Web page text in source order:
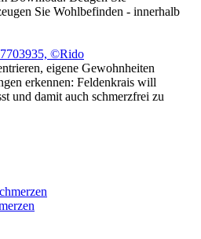
Sie Wohlbefinden - innerhalb
©Rido
eigene Gewohnheiten
erkennen: Feldenkrais will
und damit auch schmerzfrei zu